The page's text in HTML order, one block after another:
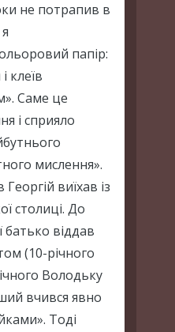
не потрапив в
папір:
клеїв
Саме це
і сприяло
мислення».
виїхав із
столиці. До
батько віддав
(10-річного
Володьку
вчився явно
Тоді